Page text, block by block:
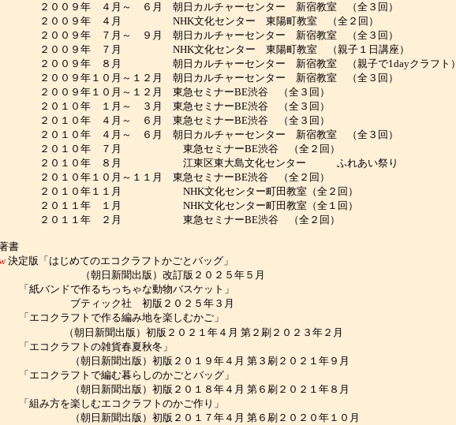
００９年 ４月～ ６月 朝日カルチャーセンター 新宿教室 （全３回）
００９年 ４月 NHK文化センター 東陽町教室 （全２回）
００９年 ７月～ ９月 朝日カルチャーセンター 新宿教室 （全３回）
００９年 ７月 NHK文化センター 東陽町教室 （親子１日講座）
００９年 ８月 朝日カルチャーセンター 新宿教室 （親子で1dayクラフト）
００９年１０月～１２月 朝日カルチャーセンター 新宿教室 （全３回）
００９年１０月～１２月 東急セミナーBE渋谷 （全３回）
０１０年 １月～ ３月 東急セミナーBE渋谷 （全３回）
０１０年 ４月～ ６月 東急セミナーBE渋谷 （全３回）
０１０年 ４月～ ６月 朝日カルチャーセンター 新宿教室 （全３回）
０１０年 ７月 東急セミナーBE渋谷 （全２回）
０１０年 ８月 江東区東大島文化センター ふれあい祭り
０１０年１０月～１１月 東急セミナーBE渋谷 （全２回）
０１０年１１月 NHK文化センター町田教室（全２回）
０１１年 １月 NHK文化センター町田教室（全１回）
０１１年 ２月 東急セミナーBE渋谷 （全２回）
書
決定版「はじめてのエコクラフトかごとバッグ」
朝日新聞出版）改訂版２０２５年５月
紙バンドで作るちっちゃな動物バスケット」
ティック社 初版２０２５年３月
エコクラフトで作る編み地を楽しむかご」
（朝日新聞出版）初版２０２１年４月 第２刷２０２３年２月
エコクラフトの雑貨春夏秋冬」
朝日新聞出版）初版２０１９年４月 第３刷２０２１年９月
エコクラフトで編む暮らしのかごとバッグ」
朝日新聞出版）初版２０１８年４月 第６刷２０２１年８月
組み方を楽しむエコクラフトのかご作り」
朝日新聞出版）初版２０１７年４月 第６刷２０２０年１０月